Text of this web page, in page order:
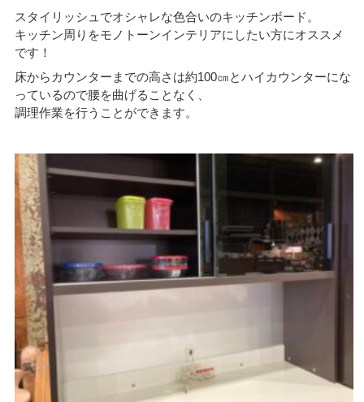
スタイリッシュでオシャレな色合いのキッチンボード。
キッチン周りをモノトーンインテリアにしたい方にオススメ
です！
床からカウンターまでの高さは約100㎝とハイカウンターにな
っているので腰を曲げることなく、
調理作業を行うことができます。